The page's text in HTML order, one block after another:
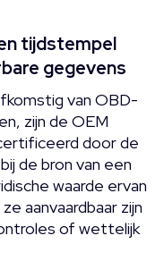
tijdstempel
gegevens
van OBD-
zijn de OEM
door de
de bron van een
waarde ervan
aanvaardbaar zijn
of wettelijk